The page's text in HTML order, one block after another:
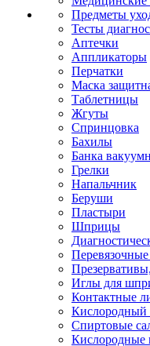
Предметы
Тесты
Аптечки
Аппликаторы
Перчатки
Маска
Таблетницы
Жгуты
Спринцовка
Бахилы
Банка
Грелки
Напальчник
Беруши
Пластыри
Шприцы
Иглы для
Контактные
Кислородный
Спиртовые
Кислородные